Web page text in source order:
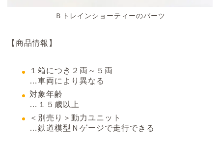
Ｂトレインショーティーのパーツ
【商品情報】
１箱につき２両～５両
…車両により異なる
対象年齢
…１５歳以上
＜別売り＞動力ユニット
…鉄道模型Ｎゲージで走行できる